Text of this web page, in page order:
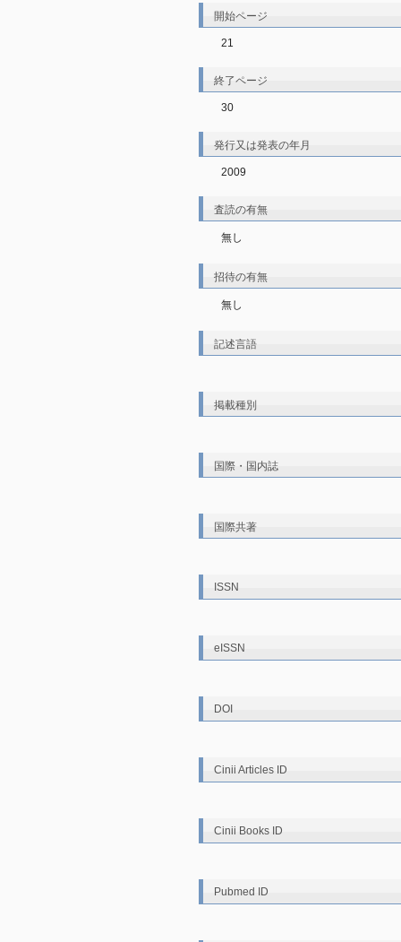
開始ページ
21
終了ページ
30
発行又は発表の年月
2009
査読の有無
無し
招待の有無
無し
記述言語
掲載種別
国際・国内誌
国際共著
ISSN
eISSN
DOI
Cinii Articles ID
Cinii Books ID
Pubmed ID